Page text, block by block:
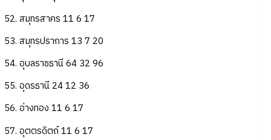
52. สมุทรสาคร 11 6 17
53. สมุทรปราการ 13 7 20
54. อุบลราชธานี 64 32 96
55. อุดรธานี 24 12 36
56. อ่างทอง 11 6 17
57. อุตตรดิตถ์ 11 6 17